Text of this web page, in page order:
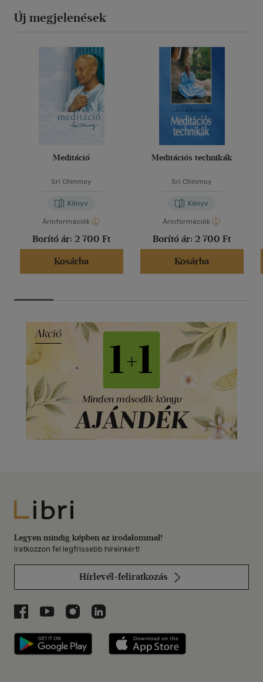
Új megjelenések
Meditáció
Sri Chinmoy
Könyv
Árinformációk
Borító ár: 2 700 Ft
Kosárba
Meditációs technikák
Sri Chinmoy
Könyv
Árinformációk
Borító ár: 2 700 Ft
Kosárba
Libri
Legyen mindig képben az irodalommal!
Iratkozzon fel legfrissebb híreinkért!
Hírlevél-feliratkozás
Libri a Facebookon
Libri a Youtube-on
Libri az Instagramon
Libri a LinkedInen
Libri applikáció Szerezd meg: Google